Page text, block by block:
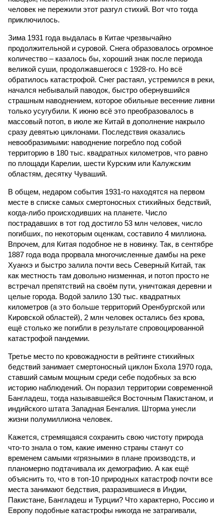
человек не пережили этот разгул стихий. Вот что тогда
приключилось.
Зима 1931 года выдалась в Китае чрезвычайно
продолжительной и суровой. Снега образовалось огромное
количество – казалось бы, хороший знак после периода
великой суши, продолжавшегося с 1928-го. Но всё
обратилось катастрофой. Снег растаял, устремился в реки,
начался небывалый паводок, быстро обернувшийся
страшным наводнением, которое обильные весенние ливни
только усугубили. К июню всё это преобразовалось в
массовый потоп, в июле же Китай в дополнение накрыло
сразу девятью циклонами. Последствия оказались
невообразимыми: наводнение погребло под собой
территорию в 180 тыс. квадратных километров, что равно
по площади Карелии, шести Курским или Калужским
областям, десятку Чуваший.
В общем, недаром события 1931-го находятся на первом
месте в списке самых смертоносных стихийных бедствий,
когда-либо происходивших на планете. Число
пострадавших в тот год достигло 53 млн человек, число
погибших, по некоторым оценкам, составило 4 миллиона.
Впрочем, для Китая подобное не в новинку. Так, в сентябре
1887 года вода прорвала многочисленные дамбы на реке
Хуанхэ и быстро залила почти весь Северный Китай, так
как местность там довольно низменная, и потоп просто не
встречал препятствий на своём пути, уничтожая деревни и
целые города. Водой залило 130 тыс. квадратных
километров (а это больше территорий Оренбургской или
Кировской областей), 2 млн человек остались без крова,
ещё столько же погибли в результате спровоцированной
катастрофой пандемии.
Третье место по кровожадности в рейтинге стихийных
бедствий занимает смертоносный циклон Бхола 1970 года,
ставший самым мощным среди себе подобных за всю
историю наблюдений. Он поразил территории современной
Бангладеш, тогда называвшейся Восточным Пакистаном, и
индийского штата Западная Бенгалия. Шторма унесли
жизни полумиллиона человек.
Кажется, стремящаяся сохранить свою чистоту природа
что-то знала о том, какие именно страны станут со
временем самыми «грязными» в плане производств, и
планомерно подтачивала их демографию. А как ещё
объяснить то, что в топ-10 природных катастроф почти все
места занимают бедствия, разразившиеся в Индии,
Пакистане, Бангладеш и Турции? Что характерно, Россию и
Европу подобные катастрофы никогда не затрагивали,